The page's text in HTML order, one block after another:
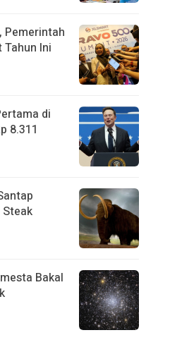
Pemerintah
Ini
di
8.311
Bakal